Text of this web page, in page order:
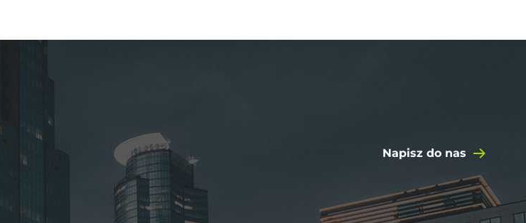
Napisz do nas